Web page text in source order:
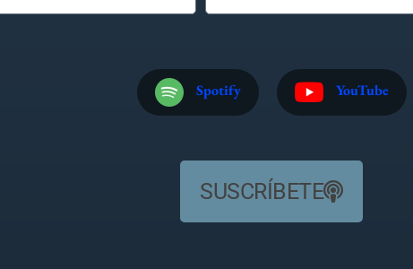
Spotify YouTube
SUSCRÍBETE